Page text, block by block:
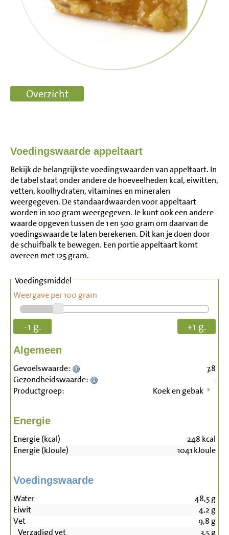
Voedingswaarde appeltaart
Bekijk de belangrijkste voedingswaarden van appeltaart. In
de tabel staat onder andere de hoeveelheden kcal, eiwitten,
vetten, koolhydraten, vitamines en mineralen
weergegeven. De standaardwaarden voor appeltaart
worden in 100 gram weergegeven. Je kunt ook een andere
waarde opgeven tussen de 1 en 500 gram om daarvan de
voedingswaarde te laten berekenen. Dit kan je doen door
de schuifbalk te bewegen. Een portie appeltaart komt
overeen met 125 gram.
Voedingsmiddel
Weergave per 100 gram
-1 g. +1 g.
Algemeen
Gevoelswaarde:
7,8
Gezondheidswaarde:
-
Productgroep:
Koek en gebak
Energie
Energie (kcal) 248 kcal
Energie (kJoule)
1041 kJoule
Voedingswaarde
Water 48,5g
Eiwit
4,2 g
Vet
9,8 g
Verzadigd vet
3,5g